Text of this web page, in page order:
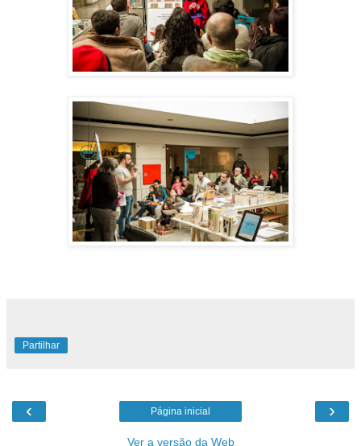
Partilhar
‹ ›
Página inicial
Ver a versão da Web